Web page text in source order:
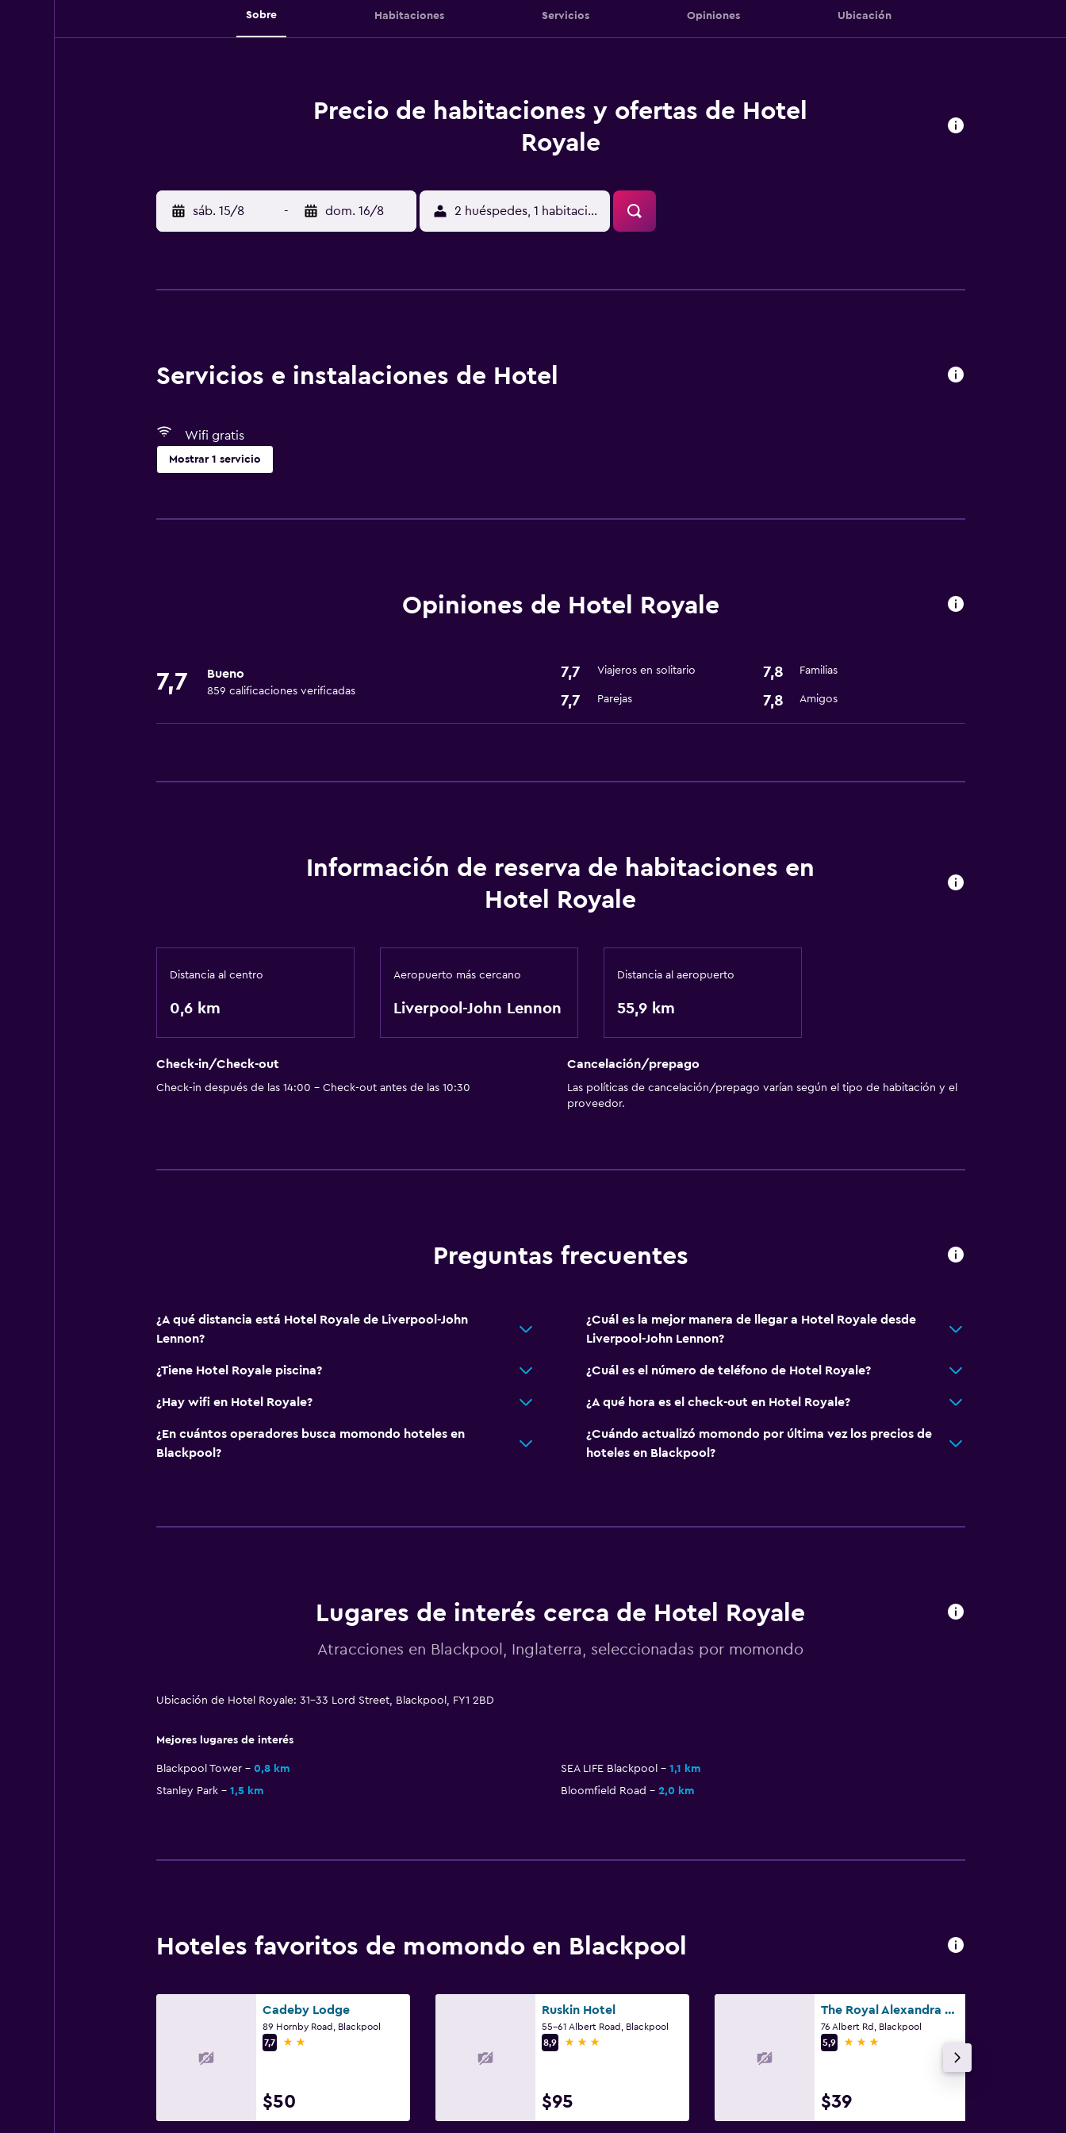
Sobre Habitaciones Servicios Opiniones Ubicación
Precio de habitaciones y ofertas de Hotel
Royale
sáb. 15/8 - dom. 16/8 2 huéspedes, 1 habitación
Servicios e instalaciones de Hotel
Wifi gratis
Mostrar 1 servicio
Wifi gratis
Opiniones de Hotel Royale
7,7 Bueno
859 calificaciones verificadas
7,7 Viajeros en solitario 7,8 Familias
7,7 Parejas 7,8 Amigos
Información de reserva de habitaciones en
Hotel Royale
Distancia al centro
0,6 km
Aeropuerto más cercano
Liverpool-John Lennon
Distancia al aeropuerto
55,9 km
Check-in/Check-out
Check-in después de las 14:00 - Check-out antes de las 10:30
Cancelación/prepago
Las políticas de cancelación/prepago varían según el tipo de habitación y el
proveedor.
Preguntas frecuentes
¿A qué distancia está Hotel Royale de Liverpool-John
Lennon?
¿Cuál es la mejor manera de llegar a Hotel Royale desde
Liverpool-John Lennon?
¿Tiene Hotel Royale piscina? ¿Cuál es el número de teléfono de Hotel Royale?
¿Hay wifi en Hotel Royale? ¿A qué hora es el check-out en Hotel Royale?
¿En cuántos operadores busca momondo hoteles en
Blackpool?
¿Cuándo actualizó momondo por última vez los precios de
hoteles en Blackpool?
Lugares de interés cerca de Hotel Royale
Atracciones en Blackpool, Inglaterra, seleccionadas por momondo
Ubicación de Hotel Royale: 31-33 Lord Street, Blackpool, FY1 2BD
Mejores lugares de interés
Blackpool Tower 0,8 km SEA LIFE Blackpool
1,1 km
Stanley Park
1,5 km Bloomfield Road 2,0 km
Hoteles favoritos de momondo en Blackpool
Cadeby Lodge
89 Hornby Road, Blackpool
7,7
2 estrellas
$50
Ruskin Hotel
55-61 Albert Road, Blackpool
8,9
3 estrellas
$95
The Royal Alexandra Hotel by Compass Hospitality
76 Albert Rd, Blackpool
5,9
3 estrellas
$39